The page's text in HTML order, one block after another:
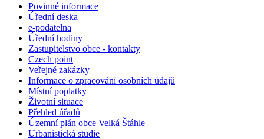
Povinné informace
Úřední deska
e-podatelna
Úřední hodiny
Zastupitelstvo obce - kontakty
Czech point
Veřejné zakázky
Informace o zpracování osobních údajů
Místní poplatky
Životní situace
Přehled úřadů
Územní plán obce Velká Štáhle
Urbanistická studie